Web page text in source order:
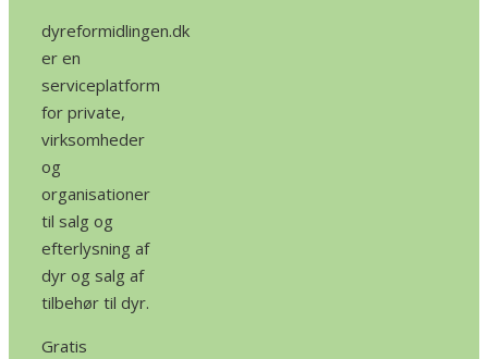
dyreformidlingen.dk
er en
serviceplatform
for private,
virksomheder
og
organisationer
til salg og
efterlysning af
dyr og salg af
tilbehør til dyr.
Gratis